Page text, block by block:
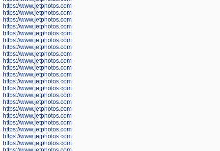
https://www.jetphotos.com/photographer/602918
https://www.jetphotos.com/photographer/602922
https://www.jetphotos.com/photographer/602923
https://www.jetphotos.com/photographer/602925
https://www.jetphotos.com/photographer/602926
https://www.jetphotos.com/photographer/600534
https://www.jetphotos.com/photographer/600535
https://www.jetphotos.com/photographer/600536
https://www.jetphotos.com/photographer/600538
https://www.jetphotos.com/photographer/600539
https://www.jetphotos.com/photographer/600540
https://www.jetphotos.com/photographer/600542
https://www.jetphotos.com/photographer/600543
https://www.jetphotos.com/photographer/600544
https://www.jetphotos.com/photographer/600547
https://www.jetphotos.com/photographer/600548
https://www.jetphotos.com/photographer/600549
https://www.jetphotos.com/photographer/600550
https://www.jetphotos.com/photographer/600552
https://www.jetphotos.com/photographer/600553
https://www.jetphotos.com/photographer/600555